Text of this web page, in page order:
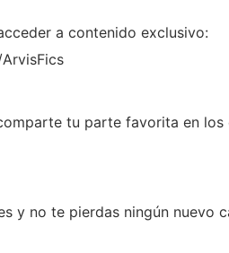
a contenido exclusivo:
tu parte favorita en
y no te pierdas ningún nuevo